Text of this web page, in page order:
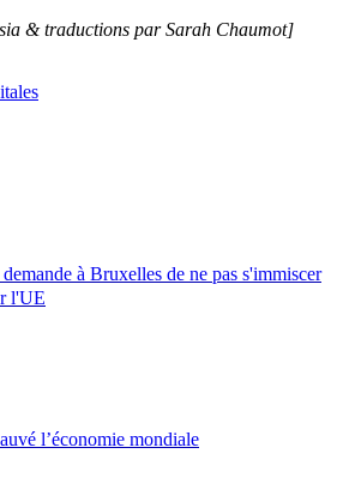
& traductions par Sarah Chaumot]
à Bruxelles de ne pas s'immiscer
l'UE
l’économie mondiale